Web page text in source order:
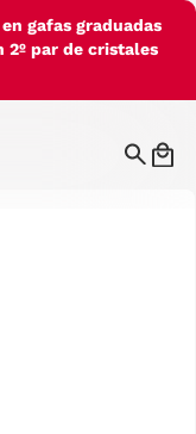
gafas graduadas
2º par de cristales